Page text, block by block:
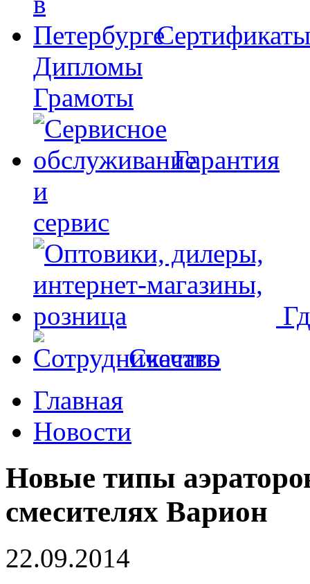
Сертификаты
Дипломы
Грамоты
Гарантия
и
сервис
Скачать
Главная
Новости
Новые типы
смесителях Варион
22.09.2014